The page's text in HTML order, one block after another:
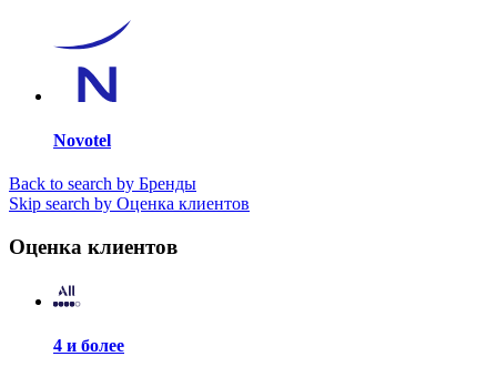
Novotel
Back to search by Бренды
Skip search by Оценка клиентов
Оценка клиентов
4 и более